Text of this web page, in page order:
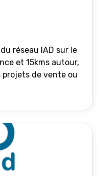
et 15kms autour,
projets de vente ou